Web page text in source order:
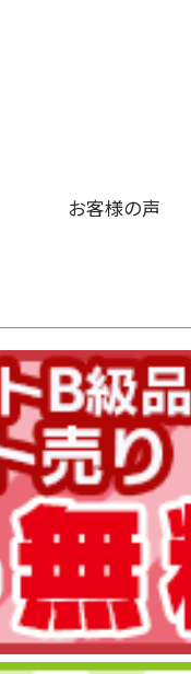
お客様の声